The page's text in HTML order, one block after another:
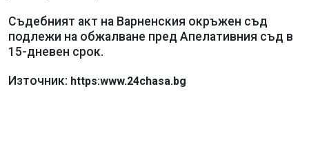
Съдебният акт на Варненския окръжен съд
подлежи на обжалване пред Апелативния съд в
15-дневен срок.
Източник: https:www.24chasa.bg